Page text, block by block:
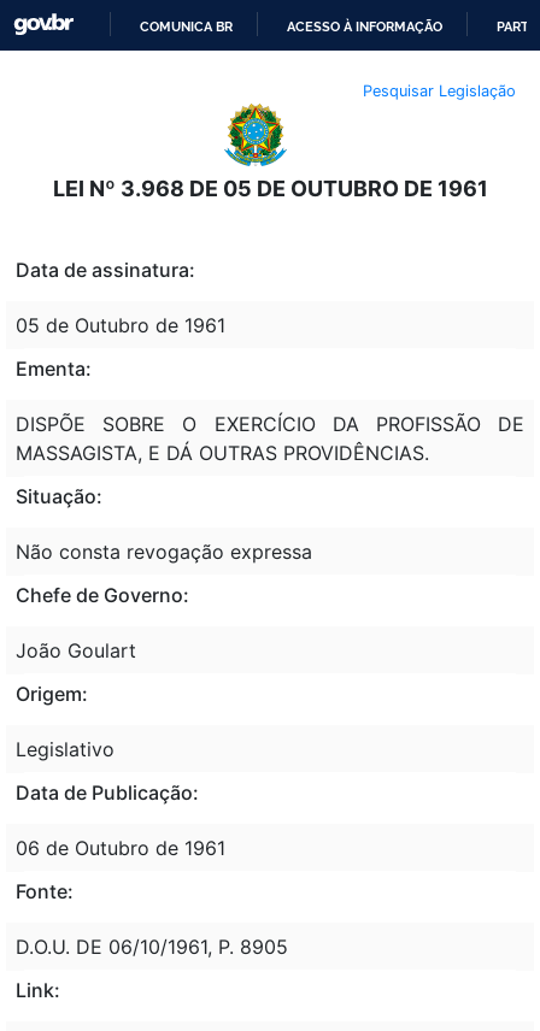
O
CONTEÚDO
COMUNICA BR ACESSO À INFORMAÇÃO
Pesquisar Legislação
LEI Nº 3.968 DE 05 DE OUTUBRO DE 1961
Data de assinatura:
05 de Outubro de 1961
Ementa:
DISPÕE SOBRE O EXERCÍCIO DA PROFISSÃO DE
MASSAGISTA, E DÁ OUTRAS PROVIDÊNCIAS.
Situação:
Não consta revogação expressa
Chefe de Governo:
João Goulart
Origem:
Legislativo
Data de Publicação:
06 de Outubro de 1961
Fonte:
D.O.U. DE 06/10/1961, P. 8905
Link: